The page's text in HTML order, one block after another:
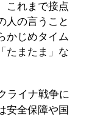
これまで接点
人の言うこと
かじめタイム
たまたま」な
ライナ戦争に
安全保障や国